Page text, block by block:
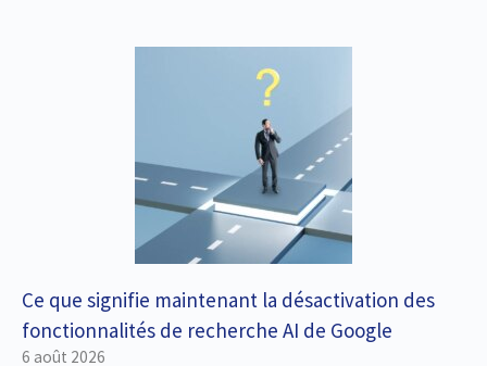
Ce que signifie maintenant la désactivation des
fonctionnalités de recherche AI ​​de Google
6 août 2026